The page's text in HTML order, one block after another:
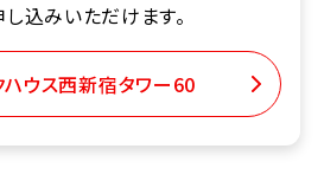
込みいただけます。
ハウス西新宿タワー60